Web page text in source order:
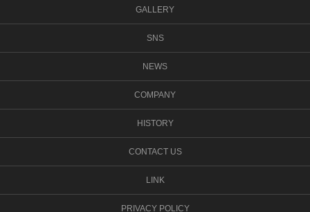
GALLERY
SNS
NEWS
COMPANY
HISTORY
CONTACT US
LINK
PRIVACY POLICY